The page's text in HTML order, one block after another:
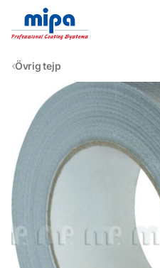
Övrig tejp